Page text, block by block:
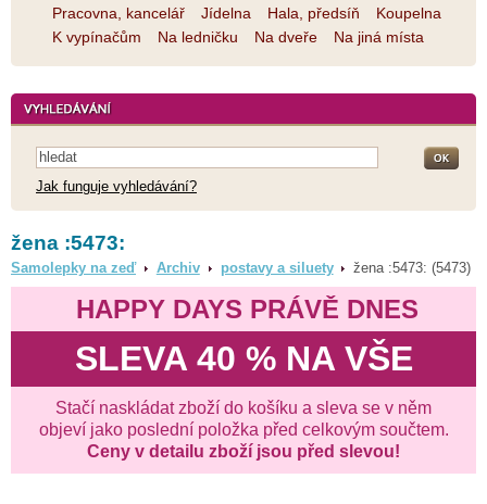
Pracovna, kancelář
Jídelna Hala, předsíň
Koupelna
K vypínačům
Na ledničku Na dveře Na jiná místa
Jak funguje vyhledávání?
žena :5473:
Samolepky na zeď Archiv postavy a siluety žena :5473: (5473)
HAPPY DAYS PRÁVĚ DNES
SLEVA 40 % NA VŠE
Stačí naskládat zboží do košíku a sleva se v něm
objeví jako poslední položka před celkovým součtem.
Ceny v detailu zboží jsou před slevou!